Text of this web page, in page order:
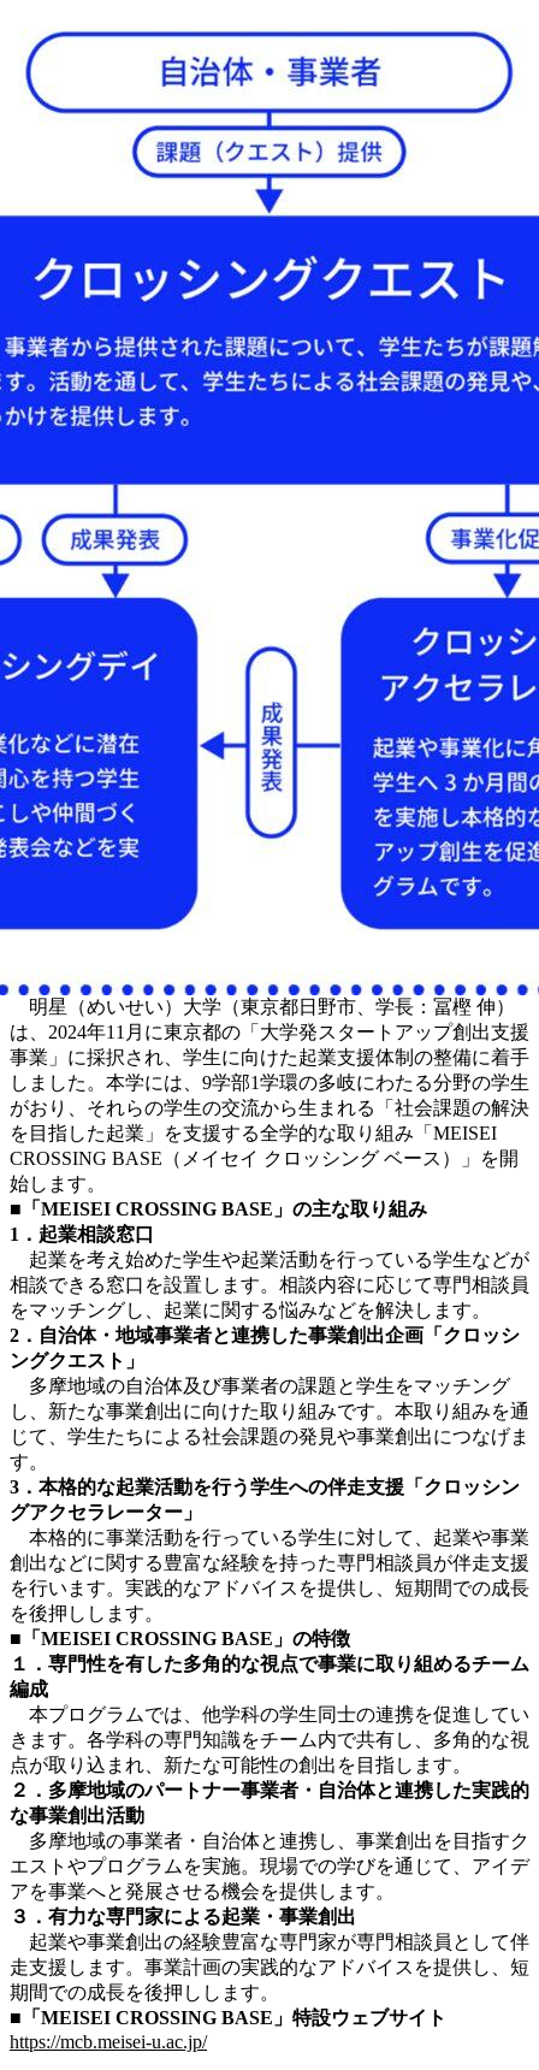
明星（めいせい）大学（東京都日野市、学長：冨樫 伸）
は、2024年11月に東京都の「大学発スタートアップ創出支援
事業」に採択され、学生に向けた起業支援体制の整備に着手
しました。本学には、9学部1学環の多岐にわたる分野の学生
がおり、それらの学生の交流から生まれる「社会課題の解決
を目指した起業」を支援する全学的な取り組み「MEISEI
CROSSING BASE（メイセイ クロッシング ベース）」を開
始します。
■「MEISEI CROSSING BASE」の主な取り組み
1．起業相談窓口
起業を考え始めた学生や起業活動を行っている学生などが
相談できる窓口を設置します。相談内容に応じて専門相談員
をマッチングし、起業に関する悩みなどを解決します。
2．自治体・地域事業者と連携した事業創出企画「クロッシ
ングクエスト」
多摩地域の自治体及び事業者の課題と学生をマッチング
し、新たな事業創出に向けた取り組みです。本取り組みを通
じて、学生たちによる社会課題の発見や事業創出につなげま
す。
3．本格的な起業活動を行う学生への伴走支援「クロッシン
グアクセラレーター」
本格的に事業活動を行っている学生に対して、起業や事業
創出などに関する豊富な経験を持った専門相談員が伴走支援
を行います。実践的なアドバイスを提供し、短期間での成長
を後押しします。
■「MEISEI CROSSING BASE」の特徴
１．専門性を有した多角的な視点で事業に取り組めるチーム
編成
本プログラムでは、他学科の学生同士の連携を促進してい
きます。各学科の専門知識をチーム内で共有し、多角的な視
点が取り込まれ、新たな可能性の創出を目指します。
２．多摩地域のパートナー事業者・自治体と連携した実践的
な事業創出活動
多摩地域の事業者・自治体と連携し、事業創出を目指すク
エストやプログラムを実施。現場での学びを通じて、アイデ
アを事業へと発展させる機会を提供します。
３．有力な専門家による起業・事業創出
起業や事業創出の経験豊富な専門家が専門相談員として伴
走支援します。事業計画の実践的なアドバイスを提供し、短
期間での成長を後押しします。
■「MEISEI CROSSING BASE」特設ウェブサイト
https://mcb.meisei-u.ac.jp/